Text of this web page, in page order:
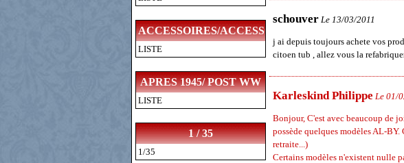
ACCESSOIRES/ACCESSORIES
LISTE
APRES 1945/ POST WW
LISTE
1 / 35
1/35
schouver Le 13/03/2011
j ai depuis toujours achete vos
citoen tub , allez vous la
Karleskind Philippe Le 01/
Bonjour, C'est avec beaucoup de
possède quelques modèles AL-
retraite...)
Certains modèles n'existent nulle